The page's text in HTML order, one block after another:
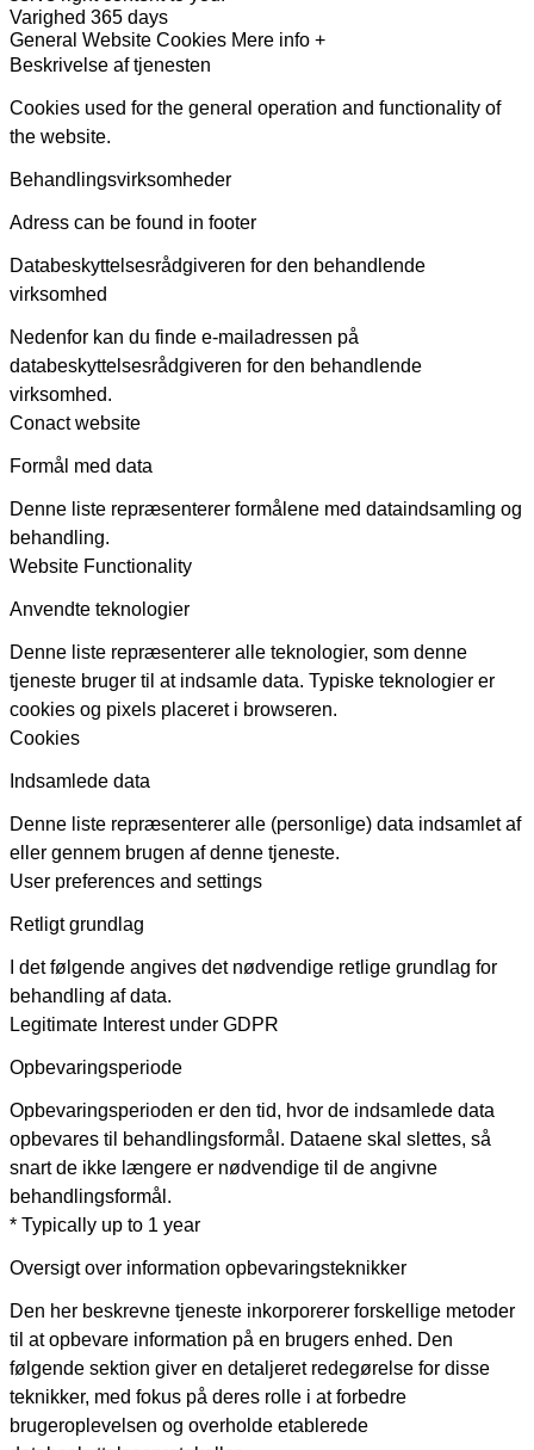
Varighed 365 days
General Website Cookies Mere info +
Beskrivelse af tjenesten
Cookies used for the general operation and functionality of
the website.
Behandlingsvirksomheder
Adress can be found in footer
Databeskyttelsesrådgiveren for den behandlende
virksomhed
Nedenfor kan du finde e-mailadressen på
databeskyttelsesrådgiveren for den behandlende
virksomhed.
Conact website
Formål med data
Denne liste repræsenterer formålene med dataindsamling og
behandling.
Website Functionality
Anvendte teknologier
Denne liste repræsenterer alle teknologier, som denne
tjeneste bruger til at indsamle data. Typiske teknologier er
cookies og pixels placeret i browseren.
Cookies
Indsamlede data
Denne liste repræsenterer alle (personlige) data indsamlet af
eller gennem brugen af denne tjeneste.
User preferences and settings
Retligt grundlag
I det følgende angives det nødvendige retlige grundlag for
behandling af data.
Legitimate Interest under GDPR
Opbevaringsperiode
Opbevaringsperioden er den tid, hvor de indsamlede data
opbevares til behandlingsformål. Dataene skal slettes, så
snart de ikke længere er nødvendige til de angivne
behandlingsformål.
* Typically up to 1 year
Oversigt over information opbevaringsteknikker
Den her beskrevne tjeneste inkorporerer forskellige metoder
til at opbevare information på en brugers enhed. Den
følgende sektion giver en detaljeret redegørelse for disse
teknikker, med fokus på deres rolle i at forbedre
brugeroplevelsen og overholde etablerede